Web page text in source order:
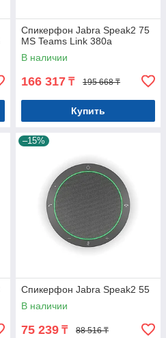
Спикерфон Jabra Speak2 75
MS Teams Link 380a
В наличии
166 317 ₸ 195 668 ₸
Купить
–15%
Спикерфон Jabra Speak2 55
В наличии
75 239 ₸ 88 516 ₸